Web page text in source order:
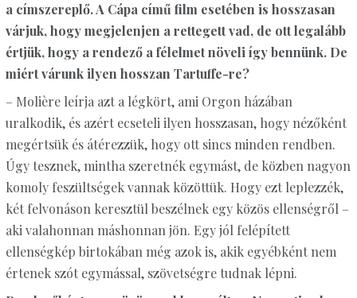
a címszereplő. A Cápa című film esetében is hosszasan
várjuk, hogy megjelenjen a rettegett vad, de ott legalább
értjük, hogy a rendező a félelmet növeli így bennünk. De
miért várunk ilyen hosszan Tartuffe-re?
– Molière leírja azt a légkört, ami Orgon házában
uralkodik, és azért ecseteli ilyen hosszasan, hogy nézőként
megértsük és átérezzük, hogy ott sincs minden rendben.
Úgy tesznek, mintha szeretnék egymást, de közben nagyon
komoly feszültségek vannak közöttük. Hogy ezt leplezzék,
két felvonáson keresztül beszélnek egy közös ellenségről –
aki valahonnan máshonnan jön. Egy jól felépített
ellenségkép birtokában még azok is, akik egyébként nem
értenek szót egymással, szövetségre tudnak lépni.